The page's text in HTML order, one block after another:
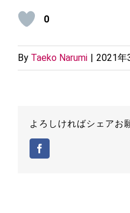
0
By Taeko Narumi 2021年
よろしければシェアお